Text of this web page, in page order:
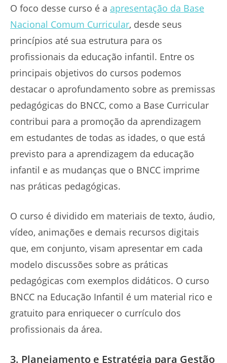
O foco desse curso é a apresentação da Base
Nacional Comum Curricular, desde seus
princípios até sua estrutura para os
profissionais da educação infantil. Entre os
principais objetivos do cursos podemos
destacar o aprofundamento sobre as premissas
pedagógicas do BNCC, como a Base Curricular
contribui para a promoção da aprendizagem
em estudantes de todas as idades, o que está
previsto para a aprendizagem da educação
infantil e as mudanças que o BNCC imprime
nas práticas pedagógicas.
O curso é dividido em materiais de texto, áudio,
vídeo, animações e demais recursos digitais
que, em conjunto, visam apresentar em cada
modelo discussões sobre as práticas
pedagógicas com exemplos didáticos. O curso
BNCC na Educação Infantil é um material rico e
gratuito para enriquecer o currículo dos
profissionais da área.
3. Planejamento e Estratégia para Gestão